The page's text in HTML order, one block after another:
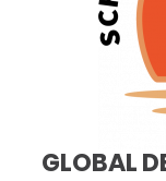
GLOBAL